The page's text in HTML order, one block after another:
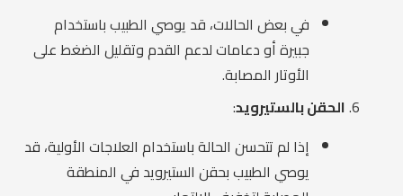
في بعض الحالات، قد يوصي الطبيب باستخدام
جبيرة أو دعامات لدعم القدم وتقليل الضغط على
الأوتار المصابة.
الحقن بالستيرويد:
إذا لم تتحسن الحالة باستخدام العلاجات الأولية، قد
يوصي الطبيب بحقن الستيرويد في المنطقة